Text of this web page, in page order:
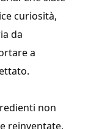
curiosità,
da
a
non
reinventate.